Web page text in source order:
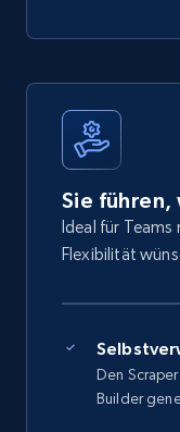
Sie
Ideal für
Flexibilität
Den
Builder